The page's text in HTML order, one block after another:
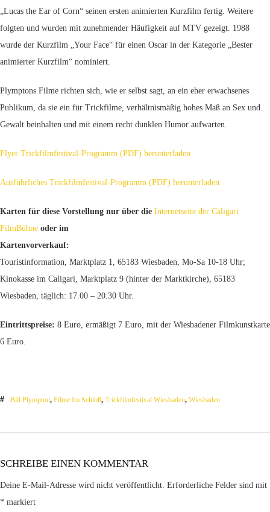
„Lucas the Ear of Corn“ seinen ersten animierten Kurzfilm fertig. Weitere
folgten und wurden mit zunehmender Häufigkeit auf MTV gezeigt. 1988
wurde der Kurzfilm „Your Face“ für einen Oscar in der Kategorie „Bester
animierter Kurzfilm“ nominiert.
Plymptons Filme richten sich, wie er selbst sagt, an ein eher erwachsenes
Publikum, da sie ein für Trickfilme, verhältnismäßig hohes Maß an Sex und
Gewalt beinhalten und mit einem recht dunklen Humor aufwarten.
Flyer Trickfilmfestival-Programm (PDF) herunterladen
Ausführliches Trickfilmfestival-Programm (PDF) herunterladen
Karten für diese Vorstellung nur über die Internetseite der Caligari
FilmBühne oder im
Kartenvorverkauf:
Touristinformation, Marktplatz 1, 65183 Wiesbaden, Mo-Sa 10-18 Uhr;
Kinokasse im Caligari, Marktplatz 9 (hinter der Marktkirche), 65183
Wiesbaden, täglich: 17.00 – 20.30 Uhr.
Eintrittspreise: 8 Euro, ermäßigt 7 Euro, mit der Wiesbadener Filmkunstkarte
6 Euro.
Bill Plympton, Filme Im Schloß, Trickfilmfestival Wiesbaden, Wiesbaden
SCHREIBE EINEN KOMMENTAR
Deine E-Mail-Adresse wird nicht veröffentlicht. Erforderliche Felder sind mit
* markiert